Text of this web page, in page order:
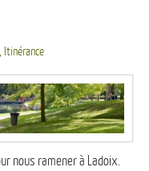
Itinérance
nous ramener à Ladoix.